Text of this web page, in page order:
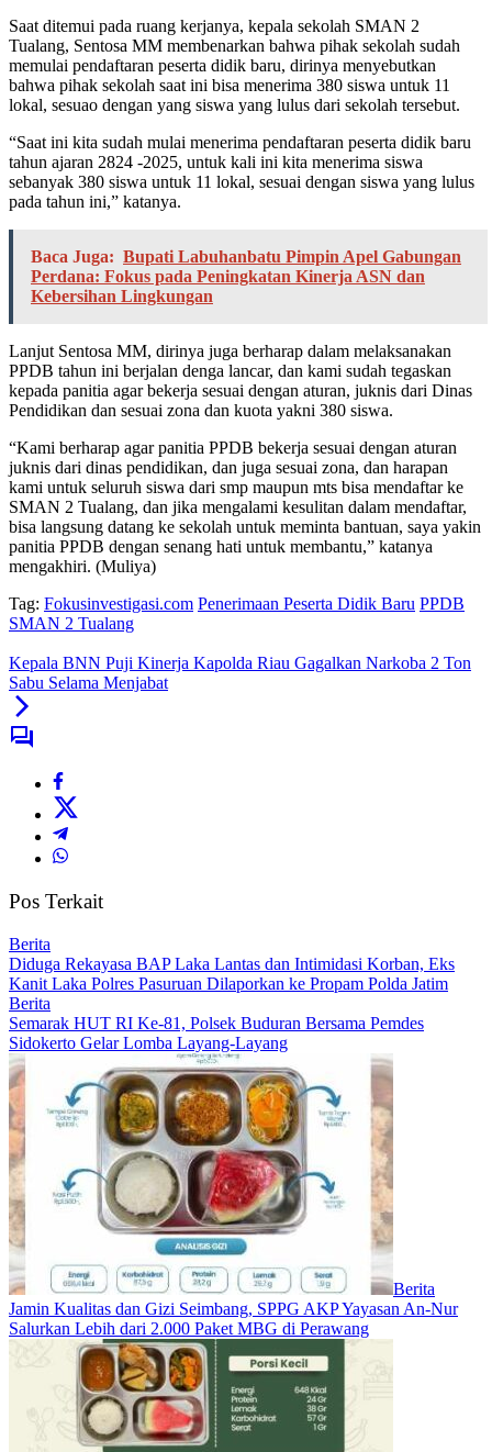
Saat ditemui pada ruang kerjanya, kepala sekolah SMAN 2
Tualang, Sentosa MM membenarkan bahwa pihak sekolah sudah
memulai pendaftaran peserta didik baru, dirinya menyebutkan
bahwa pihak sekolah saat ini bisa menerima 380 siswa untuk 11
lokal, sesuao dengan yang siswa yang lulus dari sekolah tersebut.
“Saat ini kita sudah mulai menerima pendaftaran peserta didik baru
tahun ajaran 2824 -2025, untuk kali ini kita menerima siswa
sebanyak 380 siswa untuk 11 lokal, sesuai dengan siswa yang lulus
pada tahun ini,” katanya.
Baca Juga: Bupati Labuhanbatu Pimpin Apel Gabungan
Perdana: Fokus pada Peningkatan Kinerja ASN dan
Kebersihan Lingkungan
Lanjut Sentosa MM, dirinya juga berharap dalam melaksanakan
PPDB tahun ini berjalan denga lancar, dan kami sudah tegaskan
kepada panitia agar bekerja sesuai dengan aturan, juknis dari Dinas
Pendidikan dan sesuai zona dan kuota yakni 380 siswa.
“Kami berharap agar panitia PPDB bekerja sesuai dengan aturan
juknis dari dinas pendidikan, dan juga sesuai zona, dan harapan
kami untuk seluruh siswa dari smp maupun mts bisa mendaftar ke
SMAN 2 Tualang, dan jika mengalami kesulitan dalam mendaftar,
bisa langsung datang ke sekolah untuk meminta bantuan, saya yakin
panitia PPDB dengan senang hati untuk membantu,” katanya
mengakhiri. (Muliya)
Tag: Fokusinvestigasi.com Penerimaan Peserta Didik Baru PPDB
SMAN 2 Tualang
Kepala BNN Puji Kinerja Kapolda Riau Gagalkan Narkoba 2 Ton
Sabu Selama Menjabat
Pos Terkait
Berita
Diduga Rekayasa BAP Laka Lantas dan Intimidasi Korban, Eks
Kanit Laka Polres Pasuruan Dilaporkan ke Propam Polda Jatim
Berita
Semarak HUT RI Ke-81, Polsek Buduran Bersama Pemdes
Sidokerto Gelar Lomba Layang-Layang
Berita
Jamin Kualitas dan Gizi Seimbang, SPPG AKP Yayasan An-Nur
Salurkan Lebih dari 2.000 Paket MBG di Perawang